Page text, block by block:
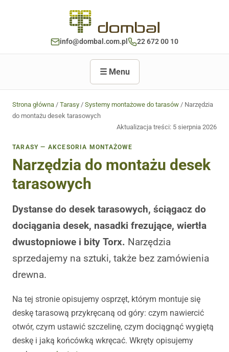
info@dombal.com.pl 22 672 00 10
☰ Menu
Strona główna / Tarasy / Systemy montażowe do tarasów / Narzędzia
do montażu desek tarasowych
Aktualizacja treści: 5 sierpnia 2026
TARASY — AKCESORIA MONTAŻOWE
Narzędzia do montażu desek
tarasowych
Dystanse do desek tarasowych, ściągacz do
dociągania desek, nasadki frezujące, wiertła
dwustopniowe i bity Torx. Narzędzia
sprzedajemy na sztuki, także bez zamówienia
drewna.
Na tej stronie opisujemy osprzęt, którym montuje się
deskę tarasową przykręcaną od góry: czym nawiercić
otwór, czym ustawić szczelinę, czym dociągnąć wygiętą
deskę i jaką końcówką wkręcać. Wkręty opisujemy